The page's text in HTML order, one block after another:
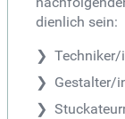
dienlich sein:
Techniker/
Gestalter/